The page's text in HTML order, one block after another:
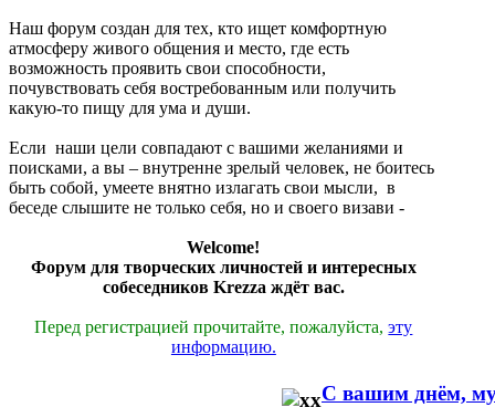
Наш форум создан для тех, кто ищет комфортную
атмосферу живого общения и место, где есть
возможность проявить свои способности,
почувствовать себя востребованным или получить
какую-то пищу для ума и души.
Если наши цели совпадают с вашими желаниями и
поисками, а вы – внутренне зрелый человек, не боитесь
быть собой, умеете внятно излагать свои мысли, в
беседе слышите не только себя, но и своего визави -
Welcome!
Форум для творческих личностей и интересных
собеседников Krezza ждёт вас.
Перед регистрацией прочитайте, пожалуйста, эту
информацию.
С вашим днём,